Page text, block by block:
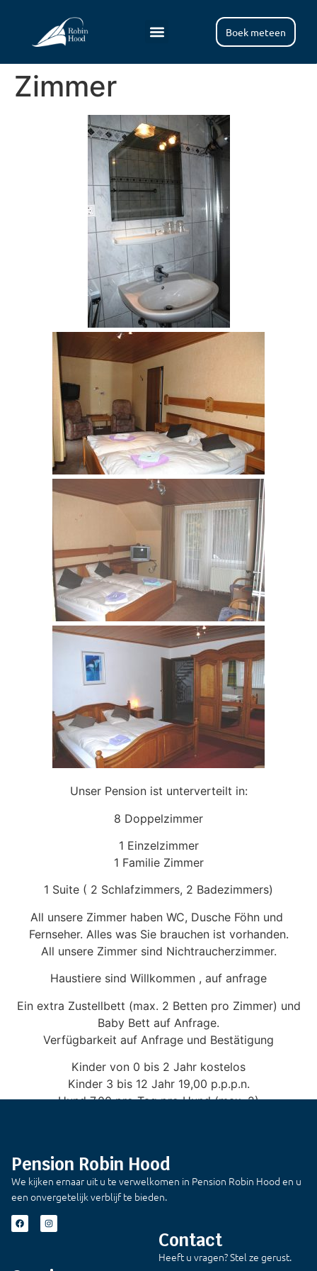
Boek meteen
Zimmer
Unser Pension ist unterverteilt in:
8 Doppelzimmer
1 Einzelzimmer
1 Familie Zimmer
1 Suite ( 2 Schlafzimmers, 2 Badezimmers)
All unsere Zimmer haben WC, Dusche Föhn und
Fernseher. Alles was Sie brauchen ist vorhanden.
All unsere Zimmer sind Nichtraucherzimmer.
Haustiere sind Willkommen , auf anfrage
Ein extra Zustellbett (max. 2 Betten pro Zimmer) und
Baby Bett auf Anfrage.
Verfügbarkeit auf Anfrage und Bestätigung
Kinder von 0 bis 2 Jahr kostelos
Kinder 3 bis 12 Jahr 19,00 p.p.p.n.
Hund 7,00 pro Tag pro Hund (max. 2)
Contact
Heeft u vragen? Stel ze gerust.
Pension Robin Hood
We kijken ernaar uit u te verwelkomen in Pension Robin Hood en u
een onvergetelijk verblijf te bieden.